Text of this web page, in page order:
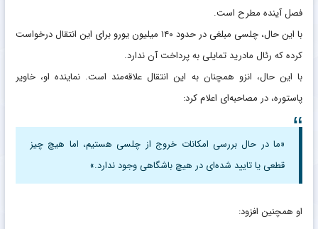
فصل آینده مطرح است.
با این حال، چلسی مبلغی در حدود ۱۴۰ میلیون یورو برای این انتقال درخواست
کرده که رئال مادرید تمایلی به پرداخت آن ندارد.
با این حال، انزو همچنان به این انتقال علاقه‌مند است. نماینده او، خاویر
پاستوره، در مصاحبه‌ای اعلام کرد:
«ما در حال بررسی امکانات خروج از چلسی هستیم، اما هیچ چیز
قطعی یا تایید شده‌ای در هیچ باشگاهی وجود ندارد.»
او همچنین افزود: